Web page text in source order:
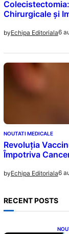
Chirurgicale și
byEchipa Editoriala6
NOUTATI MEDICALE
Revoluția
Împotriva
byEchipa Editoriala6
RECENT POSTS